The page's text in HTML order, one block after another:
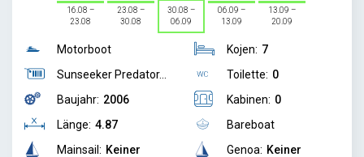
16.08 –
23.08
23.08 –
30.08
30.08 –
06.09
06.09 –
13.09
13.09 –
20.09
Motorboot
Sunseeker Predator...
Baujahr: 2006
Länge: 4.87
Mainsail: Keiner
Kojen: 7
Toilette: 0
Kabinen: 0
Bareboat
Genoa: Keiner